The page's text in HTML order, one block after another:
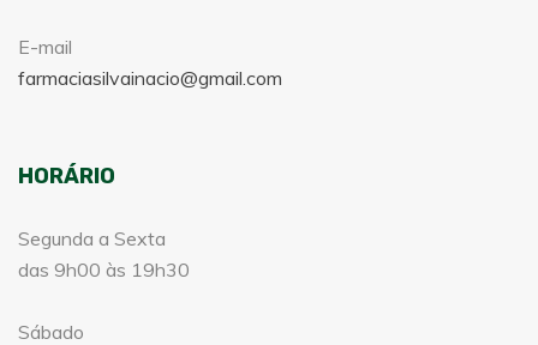
E-mail
farmaciasilvainacio@gmail.com
HORÁRIO
Segunda a Sexta
das 9h00 às 19h30
Sábado